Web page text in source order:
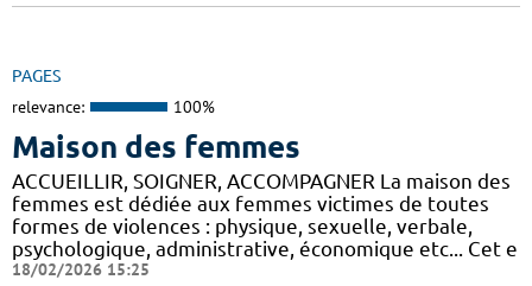
PAGES
relevance: 100%
Maison des femmes
ACCUEILLIR, SOIGNER, ACCOMPAGNER La maison des
femmes est dédiée aux femmes victimes de toutes
formes de violences : physique, sexuelle, verbale,
psychologique, administrative, économique etc... Cet e
18/02/2026 15:25